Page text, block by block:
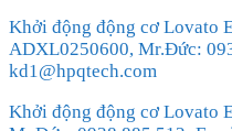
Khởi động động cơ Lovato
ADXL0250600, Mr.Đức:
kd1@hpqtech.com
Khởi động động cơ Lovato